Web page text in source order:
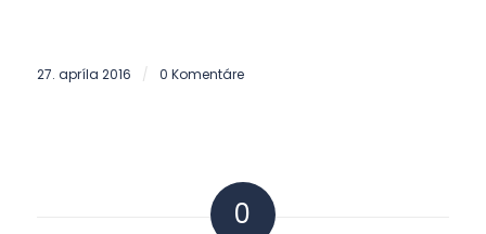
27. apríla 2016 / 0 Komentáre
0